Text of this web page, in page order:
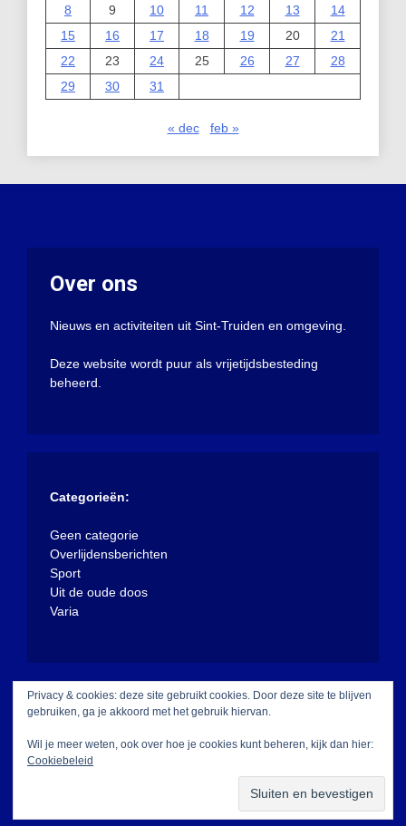
8
9 10 11 12 13
14
15
16 17 18 19 20
21
22
23 24 25 26 27
28
29
30 31
« dec feb »
Over ons
Nieuws en activiteiten uit Sint-Truiden en omgeving.
Deze website wordt puur als vrijetijdsbesteding
beheerd.
Categorieën:
Geen categorie
Overlijdensberichten
Sport
Uit de oude doos
Varia
Met trots aangedreven door WordPress |Thema:
WalkerWP.
Privacy & cookies: deze site gebruikt cookies. Door deze site te blijven
gebruiken, ga je akkoord met het gebruik hiervan.
Wil je meer weten, ook over hoe je cookies kunt beheren, kijk dan hier:
Cookiebeleid